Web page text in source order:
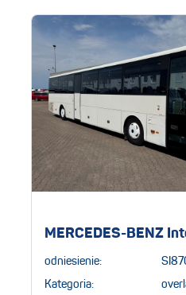
MERCEDES-BENZ
odniesienie:
Kategoria: